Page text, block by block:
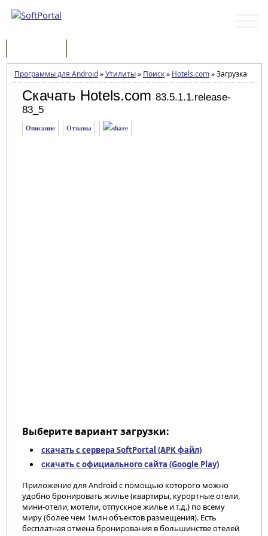
Программы для Android»Утилиты» Поиск» Hotels.com»Загрузка
Скачать Hotels.com 83.5.1.1.release-
83_5
Описание Отзывы
Выберите вариант загрузки:
скачать с сервера SoftPortal (APK файл)
скачать с официального сайта (Google Play)
Приложение для Android с помощью которого можно
удобно бронировать жилье (квартиры, курортные отели,
мини-отели, мотели, отпускное жилье и т.д.) по всему
миру (более чем 1млн объектов размещения). Есть
бесплатная отмена бронирования в большинстве отелей